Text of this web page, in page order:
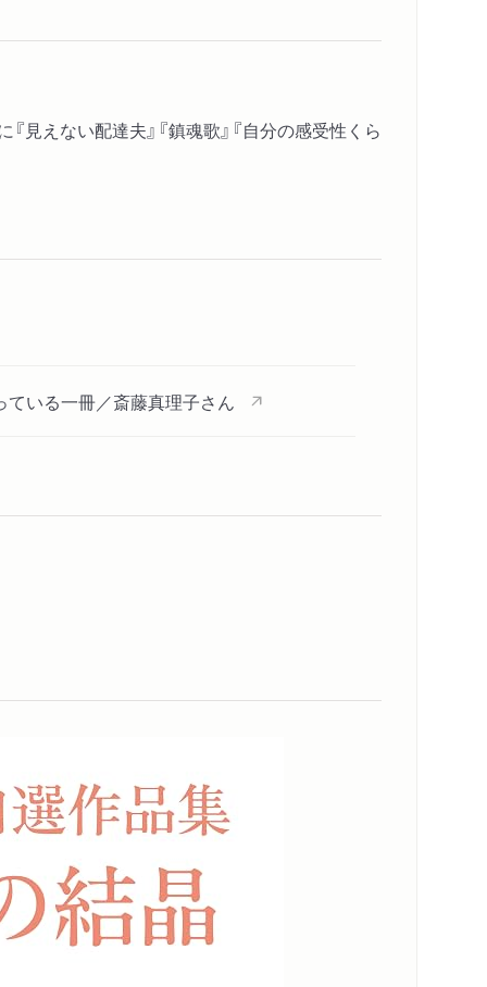
談について／「戒語」と「愛語」／美しい言葉
見えない配達夫』『鎮魂歌』『自分の感受性くら
ている一冊／斎藤真理子さん